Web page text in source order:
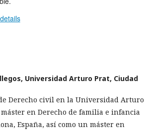
Universidad Arturo Prat, Ciudad
Derecho civil en la Universidad Arturo
en Derecho de familia e infancia
España, así como un máster en